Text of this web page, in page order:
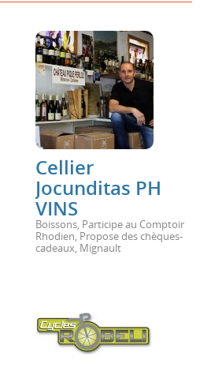
Cellier
Jocunditas PH
VINS
Boissons, Participe au Comptoir
Rhodien, Propose des chèques-
cadeaux, Mignault